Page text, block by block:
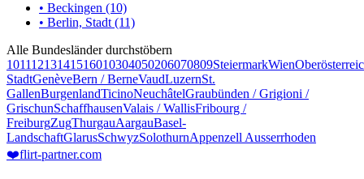
• Beckingen (10)
• Berlin, Stadt (11)
Alle Bundesländer durchstöbern
10111213141516010304050206070809SteiermarkWien
StadtGenèveBern / BerneVaudLuzernSt.
GallenBurgenlandTicinoNeuchâtelGraubünden / Grigioni /
GrischunSchaffhausenValais / WallisFribourg /
FreiburgZugThurgauAargauBasel-
LandschaftGlarusSchwyzSolothurnAppenzell Ausserrhoden
❤️flirt-partner.com